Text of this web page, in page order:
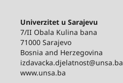
Univerzitet u Sarajevu
7/II Obala Kulina bana
71000 Sarajevo
Bosnia and Herzegovina
izdavacka.djelatnost@unsa.ba
www.unsa.ba